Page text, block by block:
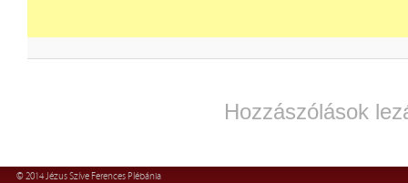
Hozzászólások
© 2014 Jézus Szíve Ferences Plébánia